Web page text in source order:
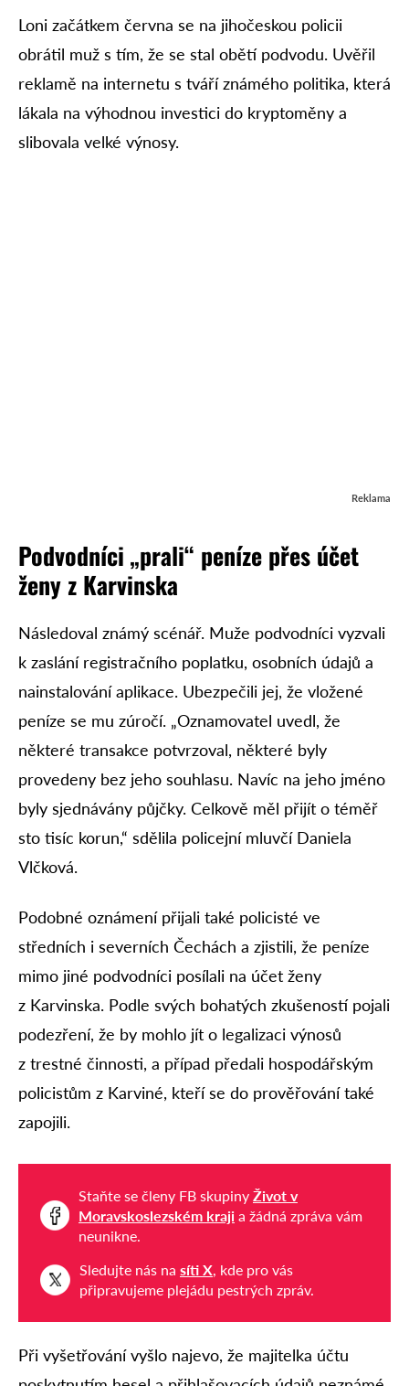
Loni začátkem června se na jihočeskou policii
obrátil muž s tím, že se stal obětí podvodu. Uvěřil
reklamě na internetu s tváří známého politika, která
lákala na výhodnou investici do kryptoměny a
slibovala velké výnosy.
Reklama
Podvodníci „prali“ peníze přes účet
ženy z Karvinska
Následoval známý scénář. Muže podvodníci vyzvali
k zaslání registračního poplatku, osobních údajů a
nainstalování aplikace. Ubezpečili jej, že vložené
peníze se mu zúročí. „Oznamovatel uvedl, že
některé transakce potvrzoval, některé byly
provedeny bez jeho souhlasu. Navíc na jeho jméno
byly sjednávány půjčky. Celkově měl přijít o téměř
sto tisíc korun,“ sdělila policejní mluvčí Daniela
Vlčková.
Podobné oznámení přijali také policisté ve
středních i severních Čechách a zjistili, že peníze
mimo jiné podvodníci posílali na účet ženy
z Karvinska. Podle svých bohatých zkušeností pojali
podezření, že by mohlo jít o legalizaci výnosů
z trestné činnosti, a případ předali hospodářským
policistům z Karviné, kteří se do prověřování také
zapojili.
Staňte se členy FB skupiny Život v
Moravskoslezském kraji a žádná zpráva vám
neunikne.
Sledujte nás na síti X, kde pro vás
připravujeme plejádu pestrých zpráv.
Při vyšetřování vyšlo najevo, že majitelka účtu